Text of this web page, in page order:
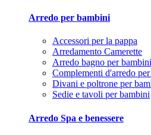
Arredo per bambini
Accessori per la pappa
Arredamento Camerette
Arredo bagno per bambini
Complementi d'arredo
Divani e poltrone per
Sedie e tavoli per bambini
Arredo Spa e benessere